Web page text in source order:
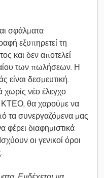
σφάλματα
εξυπηρετεί τη
και δεν αποτελεί
των πωλήσεων. Η
δεσμευτική.
χωρίς νέο έλεγχο
ΚΤΕΟ, θα χαρούμε να
τα συνεργαζόμενα μας
φέρει διαφημιστικά
οι γενικοί όροι